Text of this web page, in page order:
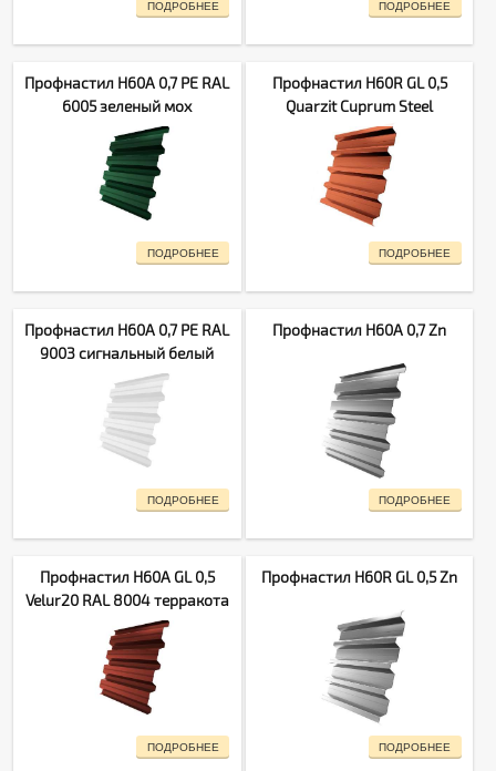
ПОДРОБНЕЕ ПОДРОБНЕЕ
Профнастил H60A 0,7 PE RAL
6005 зеленый мох
ПОДРОБНЕЕ
Профнастил H60R GL 0,5
Quarzit Cuprum Steel
ПОДРОБНЕЕ
Профнастил H60A 0,7 PE RAL
9003 сигнальный белый
ПОДРОБНЕЕ
Профнастил H60A 0,7 Zn
ПОДРОБНЕЕ
Профнастил H60A GL 0,5
Velur20 RAL 8004 терракота
ПОДРОБНЕЕ
Профнастил H60R GL 0,5 Zn
ПОДРОБНЕЕ